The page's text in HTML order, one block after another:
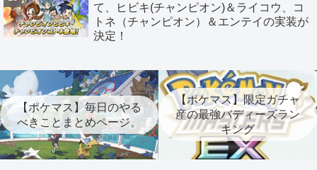
て、ヒビキ(チャンピオン)＆ライコウ、コ
トネ（チャンピオン）＆エンテイの実装が
決定！
【ポケマス】毎日のやる
べきことまとめページ。
【ポケマス】限定ガチャ
産の最強バディーズラン
キング